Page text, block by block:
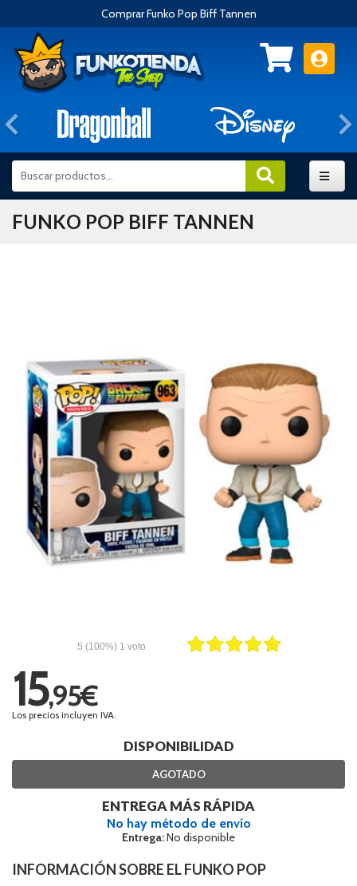
Comprar Funko Pop Biff Tannen
Anterior
FUNKO POP BIFF TANNEN
5 (100%) 1 voto
15,95€
Los precios incluyen IVA.
DISPONIBILIDAD
AGOTADO
ENTREGA MÁS RÁPIDA
No hay método de envío
Entrega:No disponible
INFORMACIÓN SOBRE EL FUNKO POP